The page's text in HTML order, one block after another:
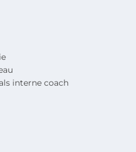
interne coach